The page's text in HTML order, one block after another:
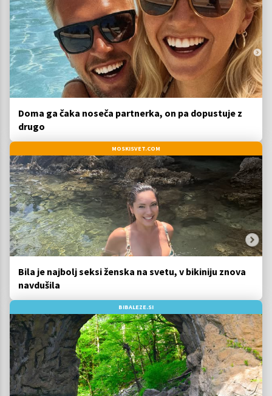
Doma ga čaka noseča partnerka, on pa dopustuje z
drugo
MOSKISVET.COM
Bila je najbolj seksi ženska na svetu, v bikiniju znova
navdušila
BIBALEZE.SI